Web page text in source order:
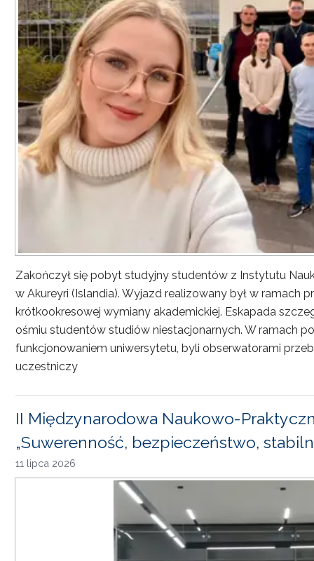
Zakończył się pobyt studyjny studentów z Instytutu
w Akureyri (Islandia). Wyjazd realizowany był w ramach
krótkookresowej wymiany akademickiej. Eskapada
ośmiu studentów studiów niestacjonarnych. W ramach
funkcjonowaniem uniwersytetu, byli obserwatorami
uczestniczy
II Międzynarodowa Naukowo-
„Suwerenność, bezpieczeństwo,
11 lipca 2026